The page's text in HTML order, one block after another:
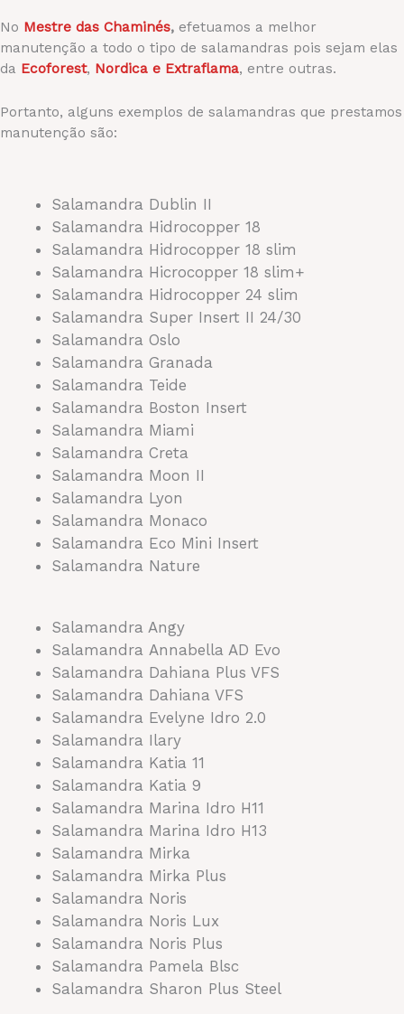
No Mestre das Chaminés, efetuamos a melhor
manutenção a todo o tipo de salamandras pois sejam elas
da Ecoforest, Nordica e Extraflama, entre outras.
Portanto, alguns exemplos de salamandras que prestamos
manutenção são:
Salamandra Dublin II
Salamandra Hidrocopper 18
Salamandra Hidrocopper 18 slim
Salamandra Hicrocopper 18 slim+
Salamandra Hidrocopper 24 slim
Salamandra Super Insert II 24/30
Salamandra Oslo
Salamandra Granada
Salamandra Teide
Salamandra Boston Insert
Salamandra Miami
Salamandra Creta
Salamandra Moon II
Salamandra Lyon
Salamandra Monaco
Salamandra Eco Mini Insert
Salamandra Nature
Salamandra Angy
Salamandra Annabella AD Evo
Salamandra Dahiana Plus VFS
Salamandra Dahiana VFS
Salamandra Evelyne Idro 2.0
Salamandra Ilary
Salamandra Katia 11
Salamandra Katia 9
Salamandra Marina Idro H11
Salamandra Marina Idro H13
Salamandra Mirka
Salamandra Mirka Plus
Salamandra Noris
Salamandra Noris Lux
Salamandra Noris Plus
Salamandra Pamela Blsc
Salamandra Sharon Plus Steel